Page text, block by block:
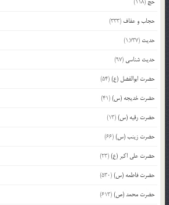
حجاب و عفاف (333)
حدیث (1,737)
حدیث شناسی (97)
حضرت ابوالفضل (ع)(54)
حضرت خدیجه (س)(41)
حضرت رقیه (س)(13)
حضرت زینب (س)(66)
حضرت علی اکبر (ع)(23)
حضرت فاطمه (س)(530)
حضرت محمد (ص)(613)